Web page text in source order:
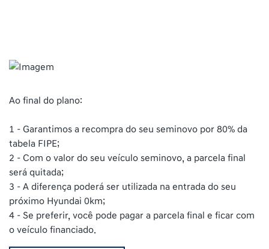
Ao final do plano:
1 - Garantimos a recompra do seu seminovo por 80% da
tabela FIPE;
2 - Com o valor do seu veículo seminovo, a parcela final
será quitada;
3 - A diferença poderá ser utilizada na entrada do seu
próximo Hyundai 0km;
4 - Se preferir, você pode pagar a parcela final e ficar com
o veículo financiado.